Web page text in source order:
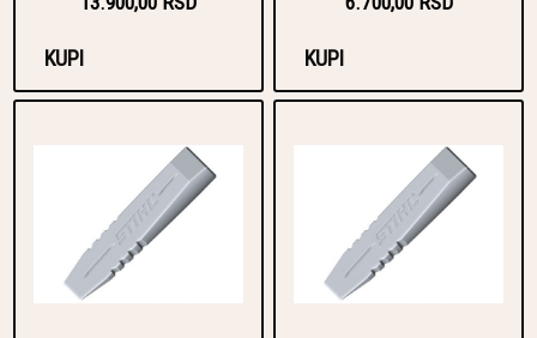
KUPI KUPI